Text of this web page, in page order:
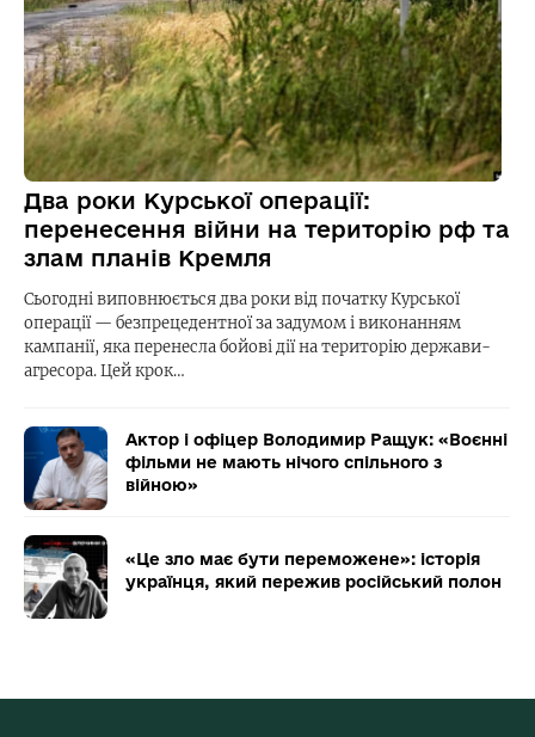
Два роки Курської операції:
перенесення війни на територію рф та
злам планів Кремля
Сьогодні виповнюється два роки від початку Курської
операції — безпрецедентної за задумом і виконанням
кампанії, яка перенесла бойові дії на територію держави-
агресора. Цей крок…
Актор і офіцер Володимир Ращук: «Воєнні
фільми не мають нічого спільного з
війною»
«Це зло має бути переможене»: історія
українця, який пережив російський полон